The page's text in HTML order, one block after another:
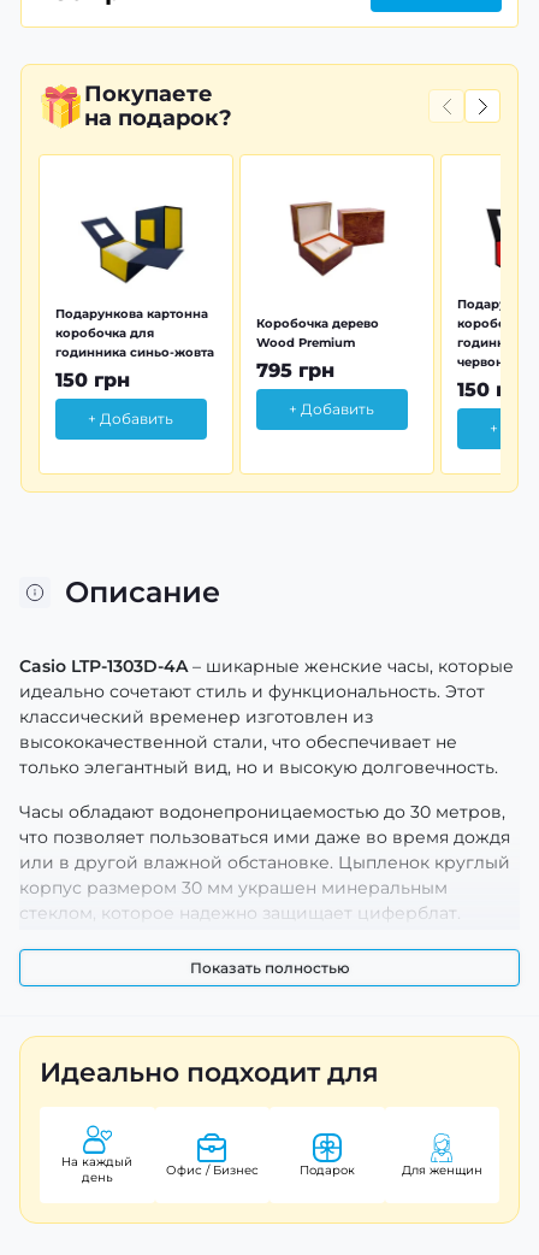
Покупаете
на подарок?
Подарункова картонна
коробочка для
годинника синьо-жовта
150 грн
+ Добавить
Коробочка дерево
Wood Premium
795 грн
+ Добавить
коробочка
годинника
червона
150 грн
+
Описание
Casio LTP-1303D-4A– шикарные женские часы, которые
идеально сочетают стиль и функциональность. Этот
классический временер изготовлен из
высококачественной стали, что обеспечивает не
только элегантный вид, но и высокую долговечность.
Часы обладают водонепроницаемостью до 30 метров,
что позволяет пользоваться ими даже во время дождя
или в другой влажной обстановке. Цыпленок круглый
корпус размером 30 мм украшен минеральным
стеклом, которое надежно защищает циферблат.
придает изяществу.
люминесцентной подсветкой, что делает его удобным
в темноте. Вес часов составляет всего 65 граммов, что
делает его комфортным для ежедневного ношения.
Casio LTP-1303D-4A
– это не просто аксессуар, а
настоящий компаньон, который подчеркнет вашу
индивидуальность. Гарантия на эти часы составляет 24
месяца, а произведены они в Японии, что
свидетельствует о высоком качестве и надежности.
Показать полностью
Идеально подходит для
На каждый
день
Офис / Бизнес Подарок Для женщин